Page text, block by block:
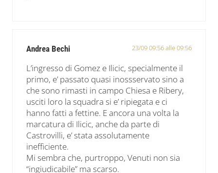
Andrea Bechi 23/09 09:56 alle 09:56
L’ingresso di Gomez e Ilicic, specialmente il
primo, e’ passato quasi inossservato sino a
che sono rimasti in campo Chiesa e Ribery,
usciti loro la squadra si e’ ripiegata e ci
hanno fatti a fettine. E ancora una volta la
marcatura di Ilicic, anche da parte di
Castrovilli, e’ stata assolutamente
inefficiente.
Mi sembra che, purtroppo, Venuti non sia
“ingiudicabile” ma scarso.